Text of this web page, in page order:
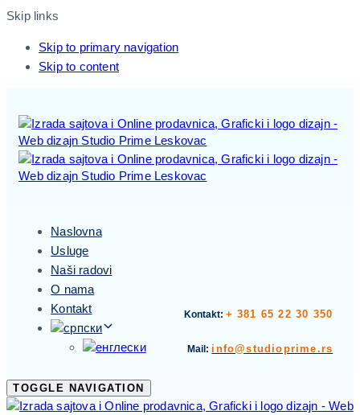
Skip links
Skip to primary navigation
Skip to content
Naslovna
Usluge
Naši radovi
O nama
Kontakt
Kontakt: + 381 65 22 30 350
Mail:info@studioprime.rs
TOGGLE NAVIGATION